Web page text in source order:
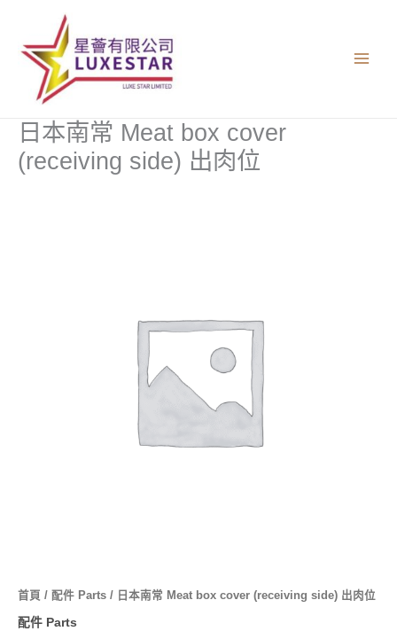
日本南常 Meat box cover
(receiving side) 出肉位
首頁 / 配件 Parts / 日本南常 Meat box cover (receiving side) 出肉位
配件 Parts